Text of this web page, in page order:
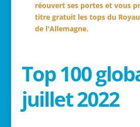
réouvert ses portes et vous
titre gratuit les tops du
de l'Allemagne.
Top 100
juillet 2022